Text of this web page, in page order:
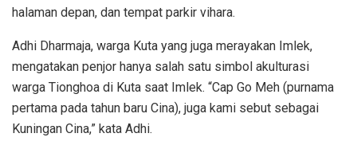
halaman depan, dan tempat parkir vihara.
Adhi Dharmaja, warga Kuta yang juga merayakan Imlek,
mengatakan penjor hanya salah satu simbol akulturasi
warga Tionghoa di Kuta saat Imlek. “Cap Go Meh (purnama
pertama pada tahun baru Cina), juga kami sebut sebagai
Kuningan Cina,” kata Adhi.